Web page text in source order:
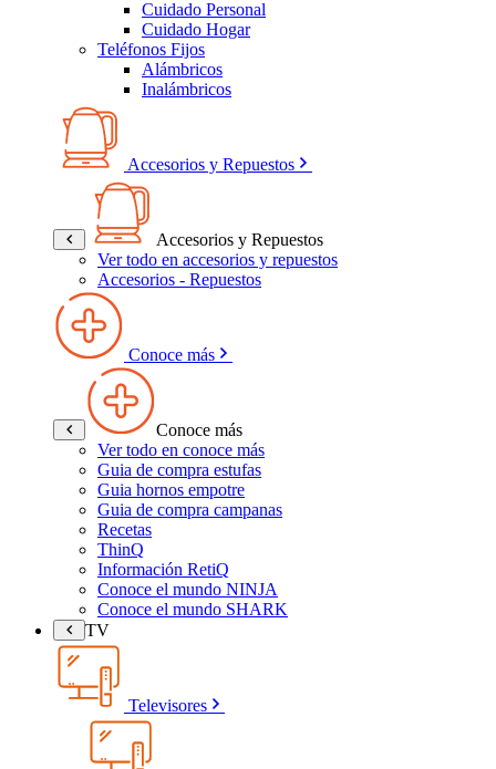
Cuidado Personal
Cuidado Hogar
Teléfonos Fijos
Alámbricos
Inalámbricos
Accesorios y Repuestos
Accesorios y Repuestos
Ver todo en accesorios y repuestos
Accesorios - Repuestos
Conoce más
Conoce más
Ver todo en conoce más
Guia de compra estufas
Guia hornos empotre
Guia de compra campanas
Recetas
ThinQ
Información RetiQ
Conoce el mundo NINJA
Conoce el mundo SHARK
TV
Televisores